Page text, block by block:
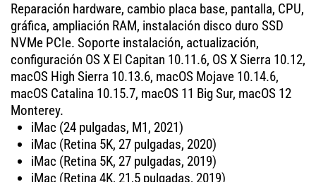
Reparación hardware, cambio placa base, pantalla, CPU,
gráfica, ampliación RAM, instalación disco duro SSD
NVMe PCIe. Soporte instalación, actualización,
configuración OS X El Capitan 10.11.6, OS X Sierra 10.12,
macOS High Sierra 10.13.6, macOS Mojave 10.14.6,
macOS Catalina 10.15.7, macOS 11 Big Sur, macOS 12
Monterey.
iMac (24 pulgadas, M1, 2021)
iMac (Retina 5K, 27 pulgadas, 2020)
iMac (Retina 5K, 27 pulgadas, 2019)
iMac (Retina 4K, 21,5 pulgadas, 2019)